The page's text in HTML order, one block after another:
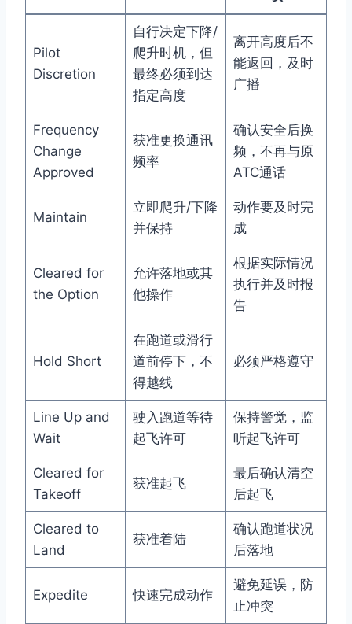
Pilot
Discretion
自行决定下降/
爬升时机，但
最终必须到达
指定高度
离开高度后不
能返回，及时
广播
Frequency
Change
Approved
获准更换通讯
频率
确认安全后换
频，不再与原
ATC通话
Maintain
立即爬升/下降
并保持
动作要及时完
成
Cleared for
the Option
允许落地或其
他操作
根据实际情况
执行并及时报
告
Hold Short
在跑道或滑行
道前停下，不
得越线
必须严格遵守
Line Up and
Wait
驶入跑道等待
起飞许可
保持警觉，监
听起飞许可
Cleared for
Takeoff
获准起飞
最后确认清空
后起飞
Cleared to
Land
获准着陆
确认跑道状况
后落地
Expedite 快速完成动作
避免延误，防
止冲突